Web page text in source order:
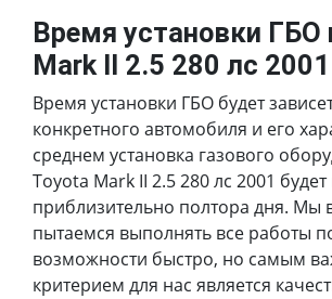
Время установки ГБО
Mark II 2.5 280 лс 2001
Время установки ГБО будет
конкретного автомобиля и его
среднем установка газового
Toyota Mark II 2.5 280 лс 2001
приблизительно полтора дня. Мы
пытаемся выполнять все работы
возможности быстро, но самым
критерием для нас является